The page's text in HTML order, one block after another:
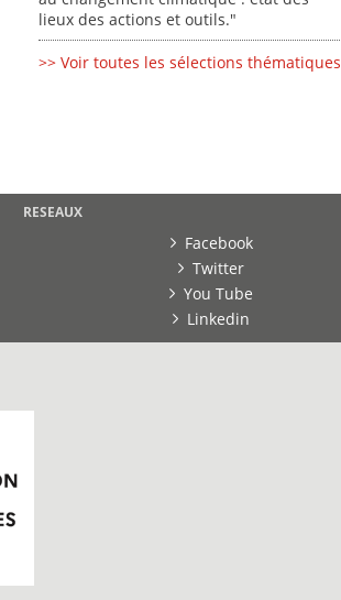
lieux des actions et outils."
>> Voir toutes les sélections thématiques
RESEAUX
Facebook
Twitter
You Tube
Linkedin